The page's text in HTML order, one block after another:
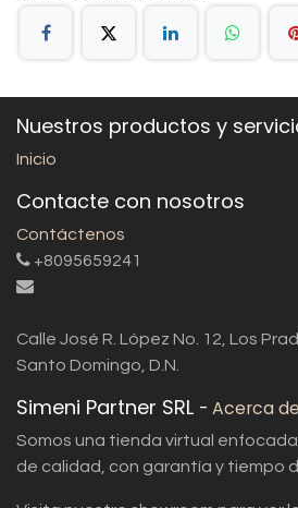
Nuestros productos y
Inicio
Contacte con nosotros
Contáctenos
+8095659241
Calle José R. López No. 12, Los
Santo Domingo, D.N.
Simeni Partner SRL - Acerca de
Somos una tienda virtual
de calidad, con garantía y tiempo